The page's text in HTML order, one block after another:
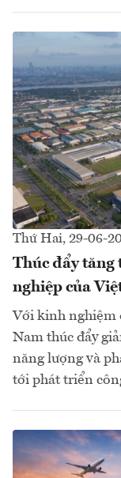
Thứ Hai, 29-06-
Thúc đẩy tăng
nghiệp của
Với kinh nghiệm
Nam thúc đẩy
năng lượng và
tới phát triển